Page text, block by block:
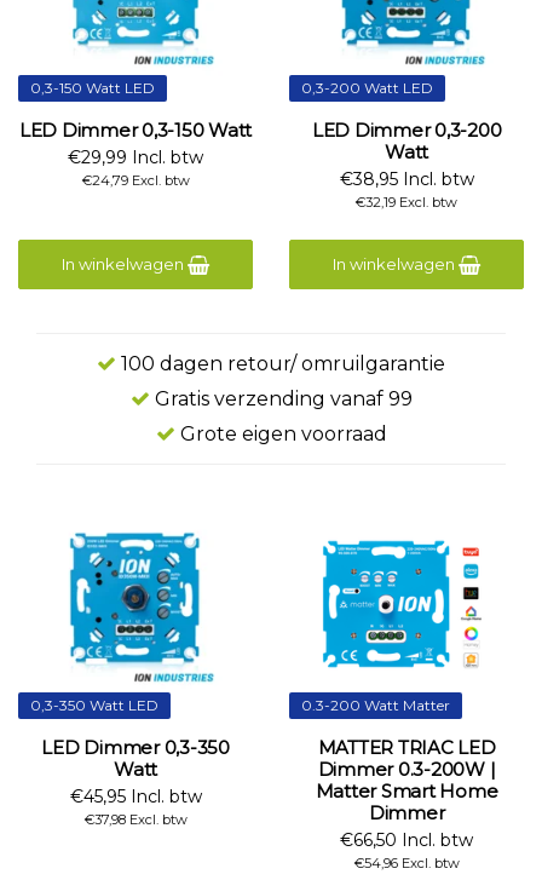
0,3-150 Watt LED
LED Dimmer 0,3-150 Watt
€29,99 Incl. btw
€24,79 Excl. btw
In winkelwagen
0,3-200 Watt LED
LED Dimmer 0,3-200
Watt
€38,95 Incl. btw
€32,19 Excl. btw
In winkelwagen
100 dagen retour/ omruilgarantie
Gratis verzending vanaf 99
Grote eigen voorraad
0,3-350 Watt LED
LED Dimmer 0,3-350
Watt
€45,95 Incl. btw
€37,98 Excl. btw
0.3-200 Watt Matter
MATTER TRIAC LED
Dimmer 0.3-200W |
Matter Smart Home
Dimmer
€66,50 Incl. btw
€54,96 Excl. btw